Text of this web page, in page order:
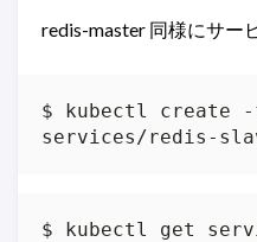
redis-master 同様にサー
$ kubectl create
services/redis-
$ kubectl get